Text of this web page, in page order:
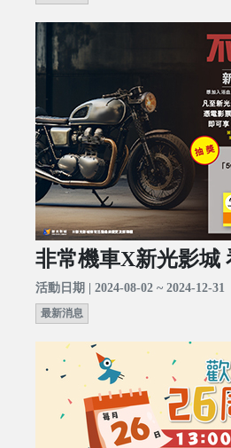
非常機車X新光影城
活動日期 | 2024-08-02 ~ 2024-12-31
最新消息